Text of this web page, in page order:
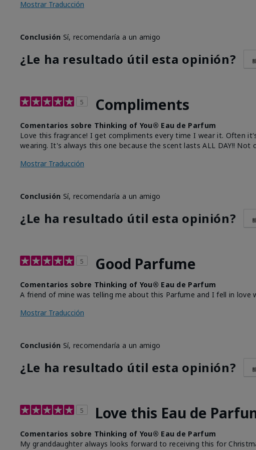
Mostrar Traducción
Conclusión Sí, recomendaría a un amigo
¿Le ha resultado útil esta opinión?
5 Compliments
Comentarios sobre Thinking of You® Eau de Parfum
Love this fragrance! I get compliments every time I wear it. Often
wearing. It's always this one because the scent lasts ALL DAY!! Not
Mostrar Traducción
Conclusión Sí, recomendaría a un amigo
¿Le ha resultado útil esta opinión?
5 Good Parfume
Comentarios sobre Thinking of You® Eau de Parfum
A friend of mine was telling me about this Parfume and I fell in love
Mostrar Traducción
Conclusión Sí, recomendaría a un amigo
¿Le ha resultado útil esta opinión?
5 Love this Eau de
Comentarios sobre Thinking of You® Eau de Parfum
My granddaughter always looks forward to receiving this for